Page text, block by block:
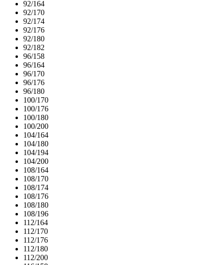
92/164
92/170
92/174
92/176
92/180
92/182
96/158
96/164
96/170
96/176
96/180
100/170
100/176
100/180
100/200
104/164
104/180
104/194
104/200
108/164
108/170
108/174
108/176
108/180
108/196
112/164
112/170
112/176
112/180
112/200